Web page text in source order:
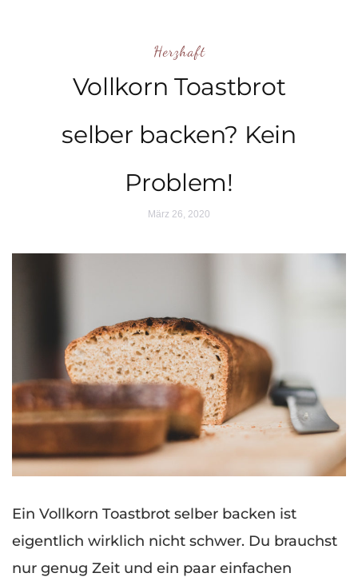
Herzhaft
Vollkorn Toastbrot
selber backen? Kein
Problem!
März 26, 2020
Ein Vollkorn Toastbrot selber backen ist
eigentlich wirklich nicht schwer. Du brauchst
nur genug Zeit und ein paar einfachen